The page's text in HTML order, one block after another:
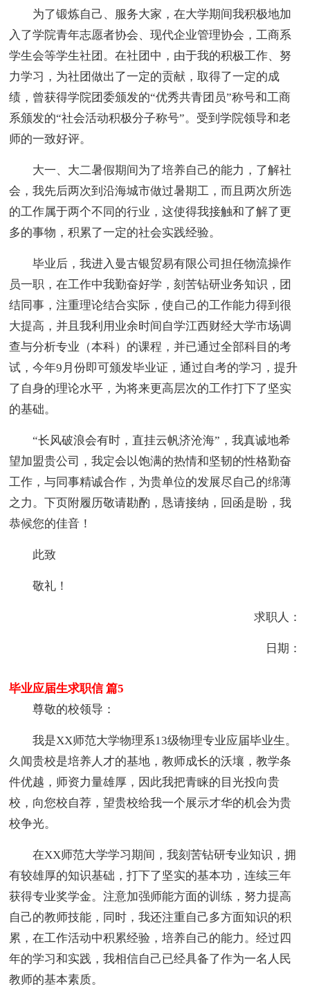
为了锻炼自己、服务大家，在大学期间我积极地加
入了学院青年志愿者协会、现代企业管理协会，工商系
学生会等学生社团。在社团中，由于我的积极工作、努
力学习，为社团做出了一定的贡献，取得了一定的成
绩，曾获得学院团委颁发的“优秀共青团员”称号和工商
系颁发的“社会活动积极分子称号”。受到学院领导和老
师的一致好评。
大一、大二暑假期间为了培养自己的能力，了解社
会，我先后两次到沿海城市做过暑期工，而且两次所选
的工作属于两个不同的行业，这使得我接触和了解了更
多的事物，积累了一定的社会实践经验。
毕业后，我进入曼古银贸易有限公司担任物流操作
员一职，在工作中我勤奋好学，刻苦钻研业务知识，团
结同事，注重理论结合实际，使自己的工作能力得到很
大提高，并且我利用业余时间自学江西财经大学市场调
查与分析专业（本科）的课程，并已通过全部科目的考
试，今年9月份即可颁发毕业证，通过自考的学习，提升
了自身的理论水平，为将来更高层次的工作打下了坚实
的基础。
“长风破浪会有时，直挂云帆济沧海”，我真诚地希
望加盟贵公司，我定会以饱满的热情和坚韧的性格勤奋
工作，与同事精诚合作，为贵单位的发展尽自己的绵薄
之力。下页附履历敬请勘酌，恳请接纳，回函是盼，我
恭候您的佳音！
此致
敬礼！
求职人：
日期：
毕业应届生求职信 篇5
尊敬的校领导：
我是XX师范大学物理系13级物理专业应届毕业生。
久闻贵校是培养人才的基地，教师成长的沃壤，教学条
件优越，师资力量雄厚，因此我把青睐的目光投向贵
校，向您校自荐，望贵校给我一个展示才华的机会为贵
校争光。
在XX师范大学学习期间，我刻苦钻研专业知识，拥
有较雄厚的知识基础，打下了坚实的基本功，连续三年
获得专业奖学金。注意加强师能方面的训练，努力提高
自己的教师技能，同时，我还注重自己多方面知识的积
累，在工作活动中积累经验，培养自己的能力。经过四
年的学习和实践，我相信自己已经具备了作为一名人民
教师的基本素质。